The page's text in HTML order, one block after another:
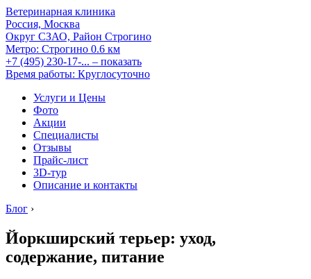
Ветеринарная клиника
Россия, Москва
Округ СЗАО, Район Строгино
Метро: Строгино 0.6 км
+7 (495) 230-17-... – показать
Время работы: Круглосуточно
Услуги и Цены
Фото
Акции
Специалисты
Отзывы
Прайс-лист
3D-тур
Описание и контакты
Блог ›
Йоркширский терьер: уход,
содержание, питание